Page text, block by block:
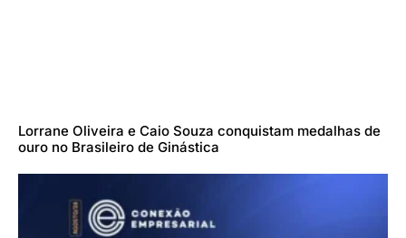
Lorrane Oliveira e Caio Souza conquistam medalhas de
ouro no Brasileiro de Ginástica